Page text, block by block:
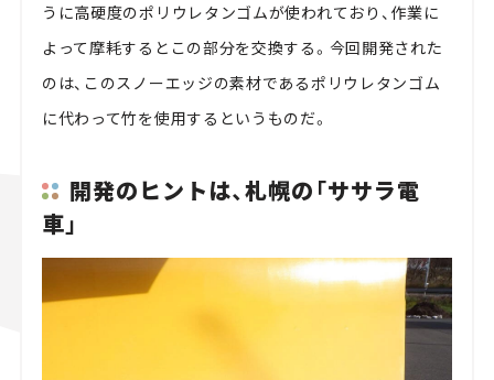
うに高硬度のポリウレタンゴムが使われており、作業に
よって摩耗するとこの部分を交換する。今回開発された
のは、このスノーエッジの素材であるポリウレタンゴム
に代わって竹を使用するというものだ。
開発のヒントは、札幌の「ササラ電
車」